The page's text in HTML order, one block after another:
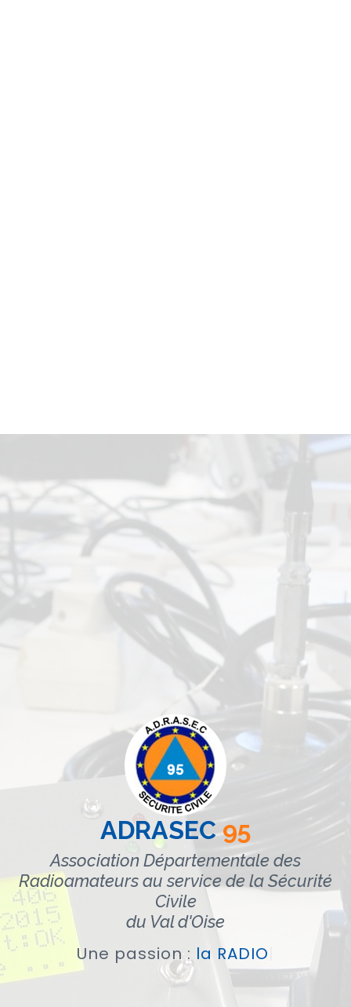
ADRASEC 95
Association Départementale des
Radioamateurs au service de la Sécurité
Civile
du Val d'Oise
Une passion :la|